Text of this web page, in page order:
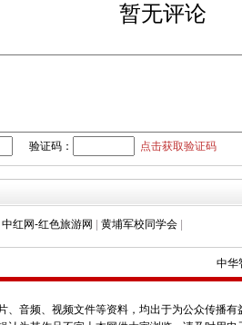
暂无评论
验证码： 点击获取验证码
中红网-红色旅游网 黄埔军校同学会
中华
音频、视频文件等资料，均出于为公众传播